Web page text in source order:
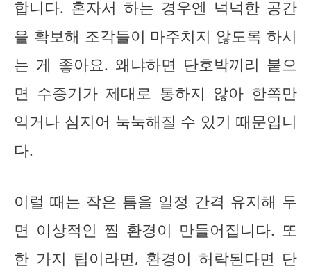
합니다. 혼자서 하는 경우엔 넉넉한 공간
을 확보해 조각들이 마주치지 않도록 하시
는 게 좋아요. 왜냐하면 단호박끼리 붙으
면 수증기가 제대로 통하지 않아 한쪽만
익거나 심지어 눅눅해질 수 있기 때문입니
다.
이럴 때는 작은 틈을 일정 간격 유지해 두
면 이상적인 찜 환경이 만들어집니다. 또
한 가지 팁이라면, 환경이 허락된다면 단